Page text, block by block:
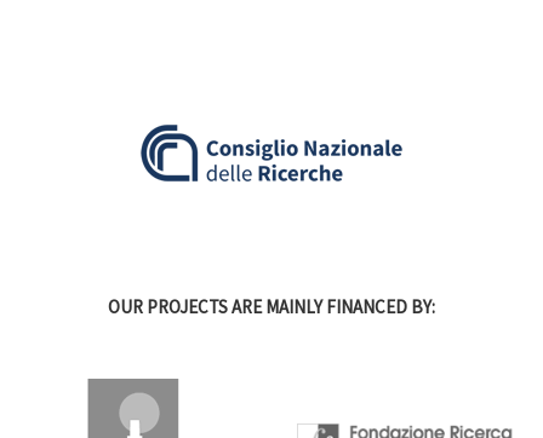
OUR PROJECTS ARE MAINLY FINANCED BY: